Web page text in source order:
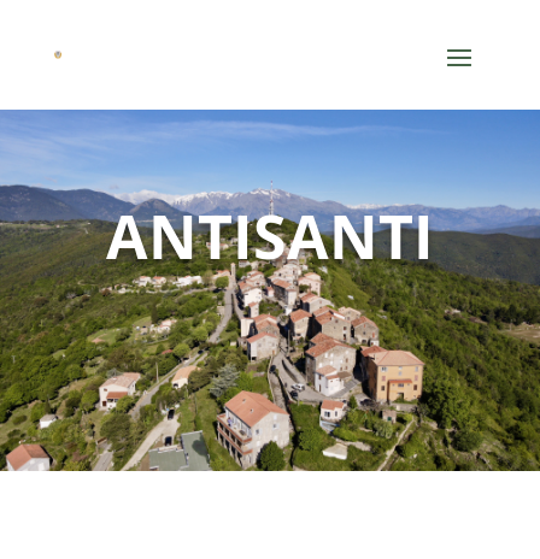
ANTISANTI